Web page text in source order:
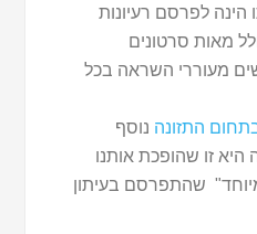
לפרסם רעיונות
מאות סרטונים
מעוררי השראה בכל
התזונה נוסף
זו שהופכת אותנו
שהתפרסם בעיתון